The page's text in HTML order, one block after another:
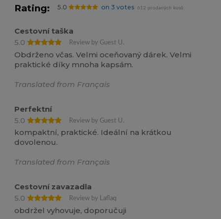
Rating: 5.0 on 3 votes 612 prodaných kusů
Cestovní taška
5.0
Review by Guest U.
Obdrženo včas. Velmi oceňovaný dárek. Velmi
praktické díky mnoha kapsám.
Translated from Français
Perfektní
5.0
Review by Guest U.
kompaktní, praktické. Ideální na krátkou
dovolenou.
Translated from Français
Cestovní zavazadla
5.0
Review by Laflaq
obdržel vyhovuje, doporučuji